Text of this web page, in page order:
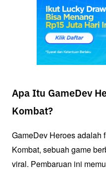
Apa Itu GameDev
Kombat?
GameDev Heroes adalah
Kombat, sebuah game
viral. Pembaruan ini